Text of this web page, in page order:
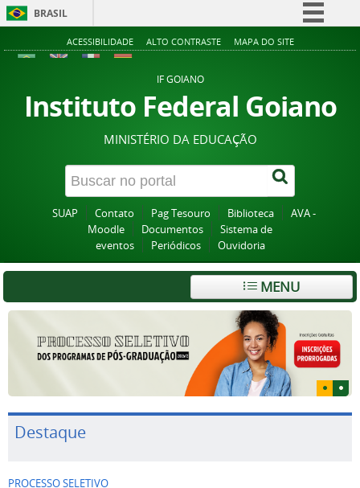
BRASIL
Simplifique!
Acesso à informação
Legislação
Canais
ACESSIBILIDADE ALTO CONTRASTE MAPA DO SITE
IF GOIANO
Instituto Federal Goiano
MINISTÉRIO DA EDUCAÇÃO
SUAP Contato Pag Tesouro Biblioteca
AVA -
Moodle
Documentos
Sistema de
eventos
Periódicos Ouvidoria
MENU
Destaque
PROCESSO SELETIVO